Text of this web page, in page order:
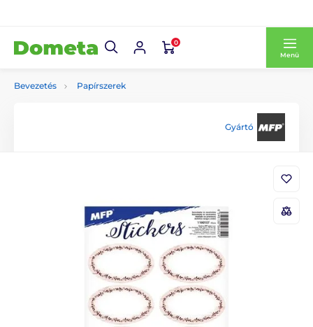
0
Menü
Bevezetés Papírszerek
Gyártó